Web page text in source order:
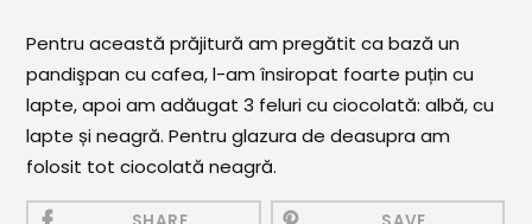
Aperitive
Aperitive Calde
Aperitive Reci
Mezeluri
Ronțăieli
Pentru această prăjitură am pregătit ca bază un
pandişpan cu cafea, l-am însiropat foarte puțin cu
lapte, apoi am adăugat 3 feluri cu ciocolată: albă, cu
lapte și neagră. Pentru glazura de deasupra am
folosit tot ciocolată neagră.